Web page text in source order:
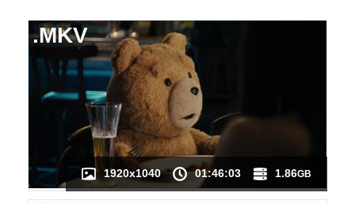
NÁHĽAD VIDEA
NIE JE K DISPOZÍCII
1920x1040 01:46:03 1.86GB
.MKV